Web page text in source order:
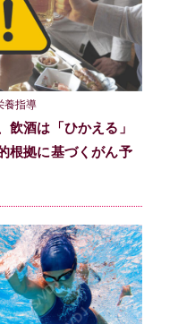
養指導
飲酒は「ひかえる」
根拠に基づくがん予